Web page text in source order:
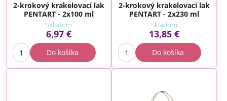
2-krokový krakelovací lak
PENTART - 2x100 ml
Skladom
6,97 €
Do košíka
2-krokový krakelovací lak
PENTART - 2x230 ml
Skladom
13,85 €
Do košíka